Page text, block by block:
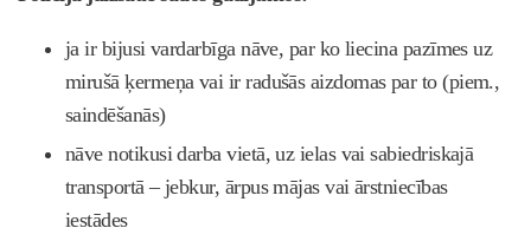
ja ir bijusi vardarbīga nāve, par ko liecina pazīmes uz
mirušā ķermeņa vai ir radušās aizdomas par to (piem.,
saindēšanās)
nāve notikusi darba vietā, uz ielas vai sabiedriskajā
transportā – jebkur, ārpus mājas vai ārstniecības
iestādes